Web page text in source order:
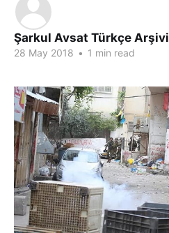
Şarkul Avsat Türkçe Arşivi
28 May 2018 • 1 min read